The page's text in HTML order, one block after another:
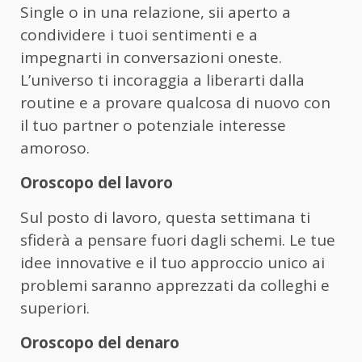
Single o in una relazione, sii aperto a
condividere i tuoi sentimenti e a
impegnarti in conversazioni oneste.
L’universo ti incoraggia a liberarti dalla
routine e a provare qualcosa di nuovo con
il tuo partner o potenziale interesse
amoroso.
Oroscopo del lavoro
Sul posto di lavoro, questa settimana ti
sfiderà a pensare fuori dagli schemi. Le tue
idee innovative e il tuo approccio unico ai
problemi saranno apprezzati da colleghi e
superiori.
Oroscopo del denaro